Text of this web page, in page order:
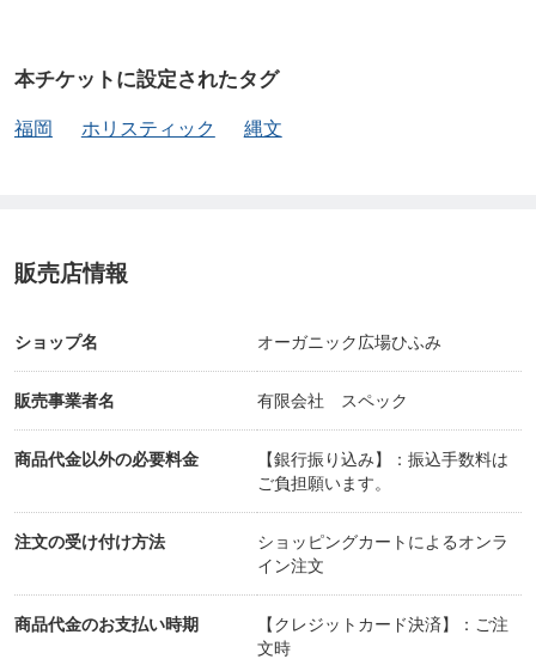
本チケットに設定されたタグ
福岡 ホリスティック 縄文
販売店情報
ショップ名 オーガニック広場ひふみ
販売事業者名 有限会社 スペック
商品代金以外の必要料金
【銀行振り込み】：振込手数料は
ご負担願います。
注文の受け付け方法
ショッピングカートによるオンラ
イン注文
商品代金のお支払い時期
【クレジットカード決済】：ご注
文時